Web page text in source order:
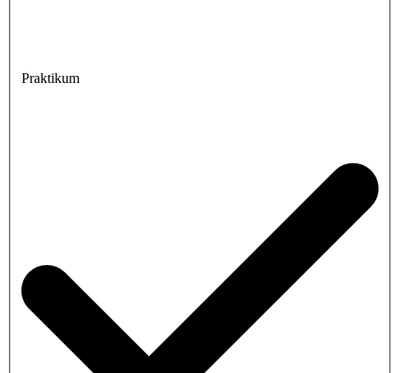
Praktikum